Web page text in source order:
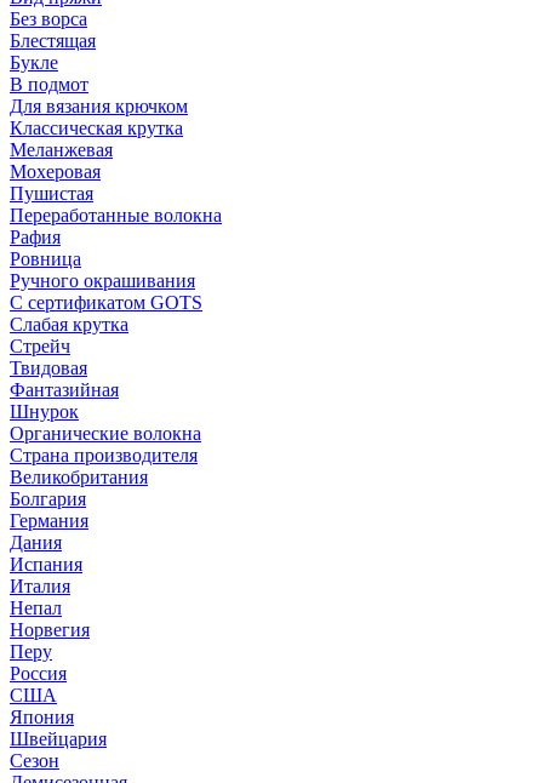
Без ворса
Блестящая
Букле
В подмот
Для вязания крючком
Классическая крутка
Меланжевая
Мохеровая
Пушистая
Переработанные волокна
Рафия
Ровница
Ручного окрашивания
С сертификатом GOTS
Слабая крутка
Стрейч
Твидовая
Фантазийная
Шнурок
Органические волокна
Страна производителя
Великобритания
Болгария
Германия
Дания
Испания
Италия
Непал
Норвегия
Перу
Россия
США
Япония
Швейцария
Сезон